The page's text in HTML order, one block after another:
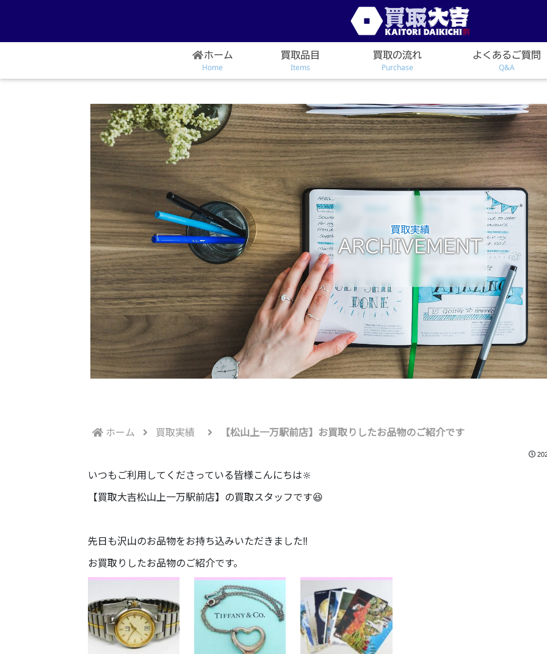
買取実績
ARCHIVEMENT
ホーム
Home
買取品目
Items
買取の流れ
Purchase
よくあるご質問
Q&A
ホーム 買取実績 【松山上一万駅前店】お買取りしたお品物のご紹介です
いつもご利用してくださっている皆様こんにちは🔆
【買取大吉松山上一万駅前店】の買取スタッフです😆
先日も沢山のお品物をお持ち込みいただきました‼️
お買取りしたお品物のご紹介です。